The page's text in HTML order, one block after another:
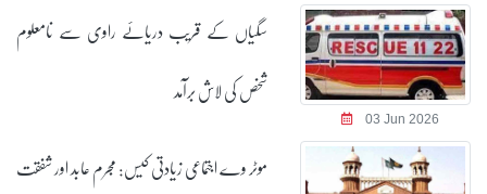
03 Jun 2026
سگیاں کے قریب دریائے راوی سے نامعلوم
شخص کی لاش برآمد
موٹر وے اجتماعی زیادتی کیس: مجرم عابد اور شفقت